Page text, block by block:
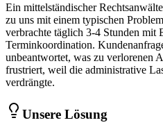
Ein mittelständischerRechtsanwälte
zu uns mit einem typischen
verbrachte täglich 3-4 Stunden mit
Terminkoordination.
unbeantwortet, was zu verlorenen
frustriert, weil die administrative
verdrängte.
Unsere Lösung